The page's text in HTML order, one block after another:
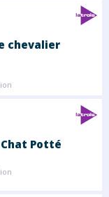
chevalier
Potté